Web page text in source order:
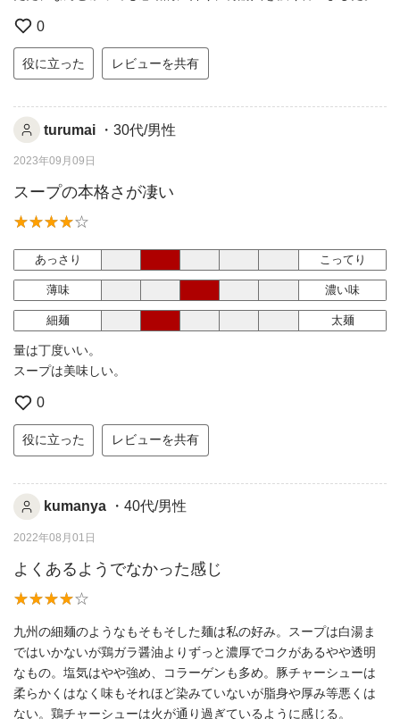
0
役に立った レビューを共有
turumai ・30代/男性
2023年09月09日
スープの本格さが凄い
あっさり こってり
薄味 濃い味
細麺 太麺
量は丁度いい。
スープは美味しい。
0
役に立った レビューを共有
kumanya ・40代/男性
2022年08月01日
よくあるようでなかった感じ
九州の細麺のようなもそもそした麺は私の好み。スープは白湯ま
ではいかないが鶏ガラ醤油よりずっと濃厚でコクがあるやや透明
なもの。塩気はやや強め、コラーゲンも多め。豚チャーシューは
柔らかくはなく味もそれほど染みていないが脂身や厚み等悪くは
ない。鶏チャーシューは火が通り過ぎているように感じる。